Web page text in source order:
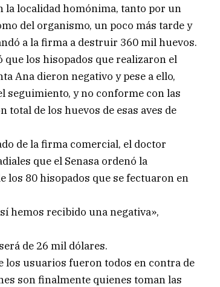
la localidad homónima, tanto por un
del organismo, un poco más tarde y
a la firma a destruir 360 mil huevos.
los hisopados que realizaron el
Ana dieron negativo y pese a ello,
seguimiento, y no conforme con las
total de los huevos de esas aves de
de la firma comercial, el doctor
que el Senasa ordenó la
los 80 hisopados que se fectuaron en
hemos recibido una negativa»,
de 26 mil dólares.
los usuarios fueron todos en contra de
son finalmente quienes toman las